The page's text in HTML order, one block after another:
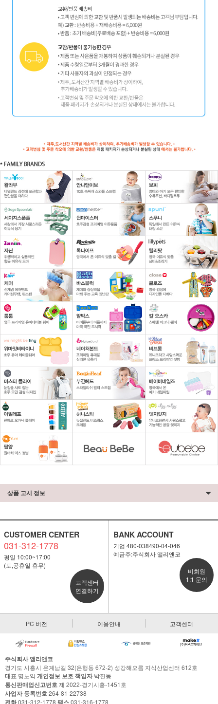
상품 고시 정보
CUSTOMER CENTER
031-312-1778
평일 10:00~17:00
(토,공휴일 휴무)
고객센터
연결하기
BANK ACCOUNT
기업 480-038490-04-046
예금주:주식회사 앨리앤코
비회원
1:1 문의
PC 버전 이용안내 고객센터
주식회사 앨리앤코
경기도 시흥시 은계남길 32(은행동 672-2) 성강해오름 지식산업센터 612호
대표 명노익 개인정보 보호 책임자박진동
통신판매업신고번호제 2022-경기시흥-1451호
사업자 등록번호264-81-22738
031-312-1778 031-316-1778